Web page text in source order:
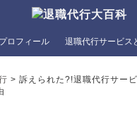
ロフィール 退職代行サービス
> 訴えられた?!退職代行サー